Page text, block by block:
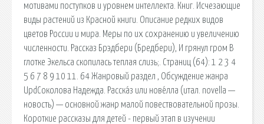
мотивами поступков и уровнем интеллекта. Книг. Исчезающие
виды растений из Красной книги. Описание редких видов
цветов России и мира. Меры по их сохранению и увеличению
численности. Рассказ Брэдбери (Бредбери), И грянул гром В
глотке Экельса скопилась теплая слизь;. Страниц (64): 1 2 3 4
5 6 7 8 9 10 11. 64 Жанровый раздел , Обсуждение жанра
UpdСоколова Надежда. Расска́з или нове́лла (итал. novella —
новость) — основной жанр малой повествовательной прозы.
Короткие рассказы для детей - первый этап в изучении